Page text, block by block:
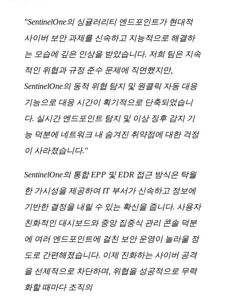
"SentinelOne의 싱귤러리티 엔드포인트가 현대적
사이버 보안 과제를 신속하고 지능적으로 해결하
는 모습에 깊은 인상을 받았습니다. 저희 팀은 지속
적인 위협과 규정 준수 문제에 직면했지만,
SentinelOne의 동적 위협 탐지 및 원클릭 자동 대응
기능으로 대응 시간이 획기적으로 단축되었습니
다. 실시간 엔드포인트 탐지 및 이상 징후 감지 기
능 덕분에 네트워크 내 숨겨진 취약점에 대한 걱정
이 사라졌습니다."
SentinelOne의 통합 EPP 및 EDR 접근 방식은 탁월
한 가시성을 제공하여 IT 부서가 신속하고 정보에
기반한 결정을 내릴 수 있는 확신을 줍니다. 사용자
친화적인 대시보드와 중앙 집중식 관리 콘솔 덕분
에 여러 엔드포인트에 걸친 보안 운영이 놀라울 정
도로 간편해졌습니다. 이제 진화하는 사이버 공격
을 선제적으로 차단하며, 위협을 성공적으로 무력
화할 때마다 조직의